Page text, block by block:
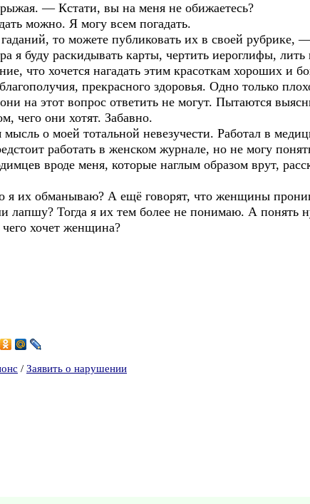
— Кстати, вы на меня не обижаетесь?
можно. Я могу всем погадать.
то можете публиковать их в своей рубрике,
раскидывать карты, чертить иероглифы, лить
что хочется нагадать этим красоткам хороших и
прекрасного здоровья. Одно только
на этот вопрос ответить не могут. Пытаются
чего они хотят. Забавно.
о моей тотальной невезучести. Работал в
работать в женском журнале, но не могу
вроде меня, которые наглым образом врут,
их обманываю? А ещё говорят, что женщины
лапшу? Тогда я их тем более не понимаю. А понять
хочет женщина?
/ Заявить о нарушении